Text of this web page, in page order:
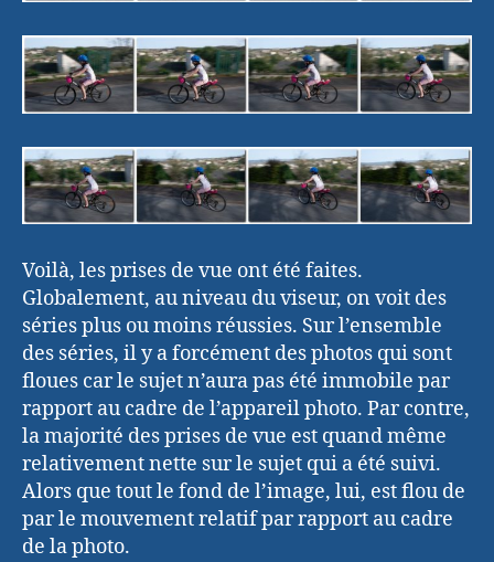
Voilà, les prises de vue ont été faites.
Globalement, au niveau du viseur, on voit des
séries plus ou moins réussies. Sur l’ensemble
des séries, il y a forcément des photos qui sont
floues car le sujet n’aura pas été immobile par
rapport au cadre de l’appareil photo. Par contre,
la majorité des prises de vue est quand même
relativement nette sur le sujet qui a été suivi.
Alors que tout le fond de l’image, lui, est flou de
par le mouvement relatif par rapport au cadre
de la photo.